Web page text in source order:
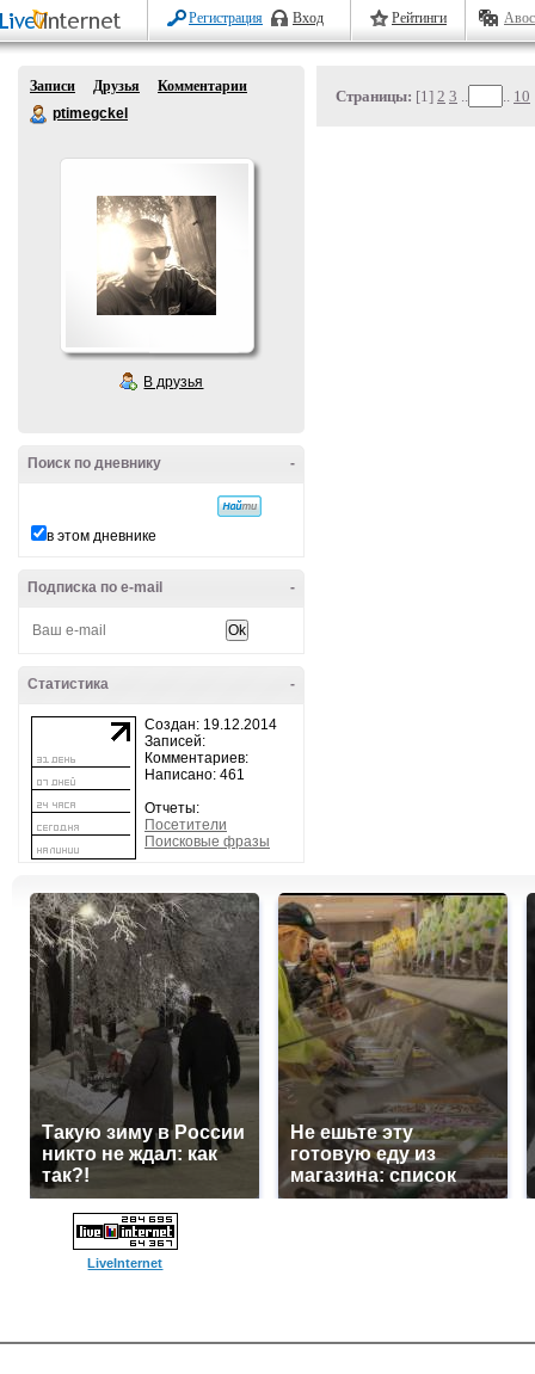
Регистрация Вход Рейтинги
Записи Друзья
Комментарии
ptimegckel
В друзья
-
Поиск по дневнику
в этом дневнике
-
Подписка по e-mail
-
Статистика
Создан: 19.12.2014
Записей:
Комментариев:
Написано: 461
Отчеты:
Посетители
Поисковые фразы
Страницы: [1] 2 3 .. .. 10
Такую зиму в России
никто не ждал: как
так?!
Не ешьте эту
готовую еду из
магазина: список
LiveInternet